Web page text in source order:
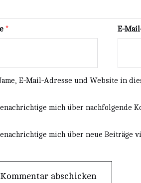
* E-
E-Mail-Adresse und Website in
mich über nachfolgende
mich über neue Beiträge